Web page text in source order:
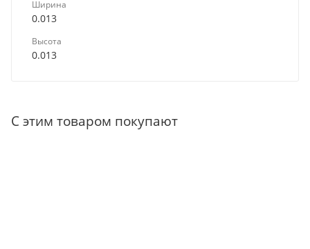
Ширина
0.013
Высота
0.013
С этим товаром покупают